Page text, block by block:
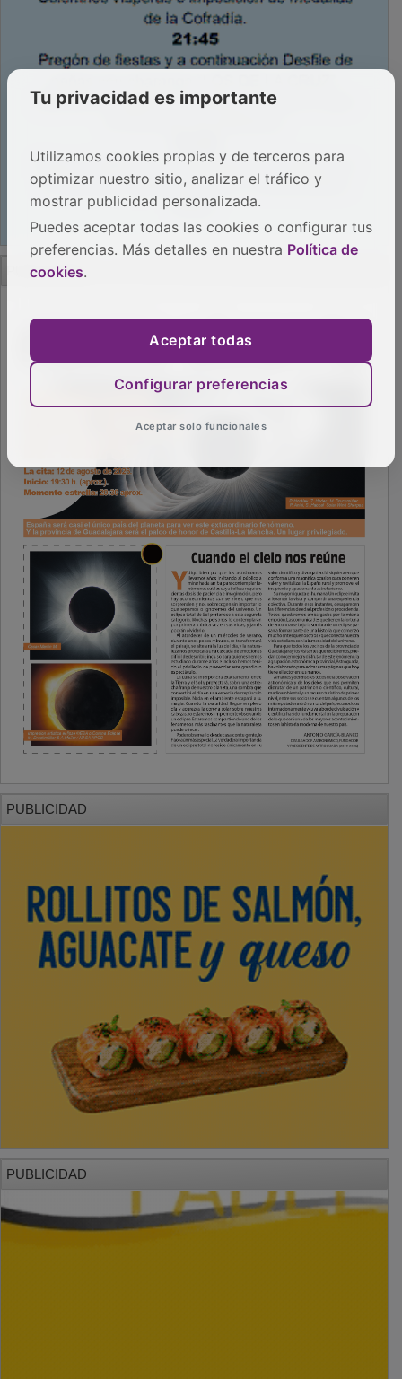
Empleo Trabajando.es
Tu privacidad es importante
Utilizamos cookies propias y de terceros para
optimizar nuestro sitio, analizar el tráfico y
mostrar publicidad personalizada.
Puedes aceptar todas las cookies o configurar tus
preferencias. Más detalles en nuestra Política de
cookies.
Aceptar todas
Configurar preferencias
Aceptar solo funcionales
Tiempo: 7.657 seg., Memoria Usada: 0.94 MB
Diseño webInweb© 2015 - 2026